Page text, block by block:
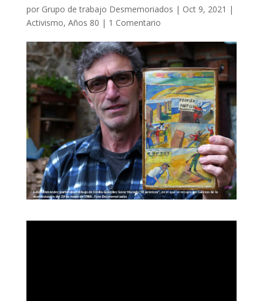
por Grupo de trabajo Desmemoriados | Oct 9, 2021 |
Activismo, Años 80 | 1 Comentario